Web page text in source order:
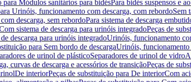
para Módulos sanitários para bidésPara bidés suspensos e
Urinóis, funcionamento com descarga, com rebordoSem
descarga, sem rebordoPara sistema de descarga
sistema de descarga para urinóis integradoPeças de
descarga para urinóis integradoUrinóis, funcionamento
para Sem bordo de descargaUrinóis, funcionamento
de urinol de plásticoSeparadores de urinol de vidro
curvas de descarga e acessórios de transiçãoPeças de
De interiorPeças de substituição para De interiorCom